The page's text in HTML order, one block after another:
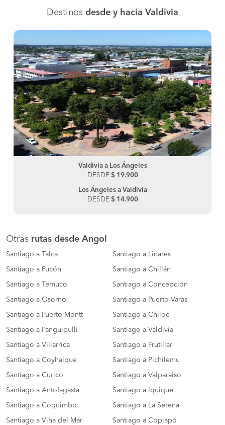
Destinos desde y hacia Valdivia
Valdivia a Los Ángeles
DESDE $ 19.900
Los Ángeles a Valdivia
DESDE $ 14.900
Otras rutas desde Angol
Santiago a Talca Santiago a Linares
Santiago a Pucón Santiago a Chillán
Santiago a Temuco Santiago a Concepción
Santiago a Osorno Santiago a Puerto Varas
Santiago a Puerto Montt Santiago a Chiloé
Santiago a Panguipulli Santiago a Valdivia
Santiago a Villarrica Santiago a Frutillar
Santiago a Coyhaique Santiago a Pichilemu
Santiago a Curico Santiago a Valparaiso
Santiago a Antofagasta Santiago a Iquique
Santiago a Coquimbo Santiago a La Serena
Santiago a Viña del Mar Santiago a Copiapó